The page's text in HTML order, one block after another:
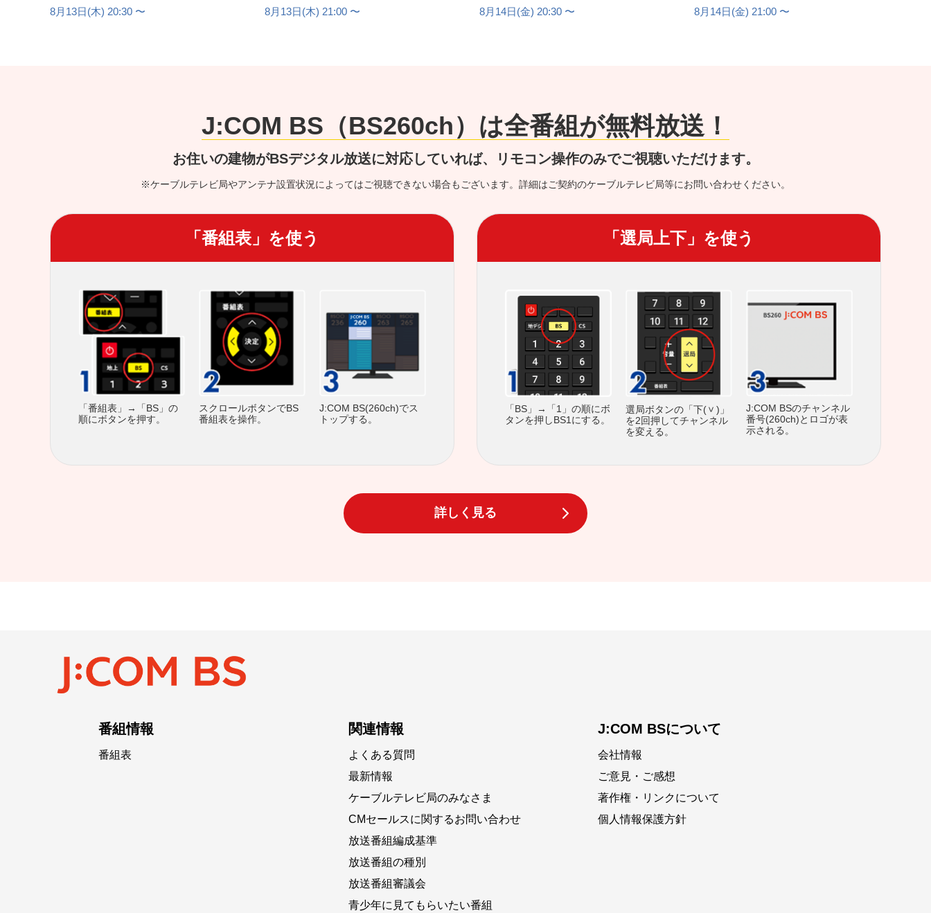
文字
8月13日(木) 20:30 〜
カ
8月13日(木) 21:00 〜 8月14日(金) 20:30 〜
に
8月14日(金) 21:00 〜
J:COM BS（BS260ch）は全番組が無料放送！
お住いの建物がBSデジタル放送に対応していれば、リモコン操作のみでご視聴いただけます。
※ケーブルテレビ局やアンテナ設置状況によってはご視聴できない場合もございます。詳細はご契約のケーブルテレビ局等にお問い合わせください。
「番組表」を使う
「番組表」→「BS」の
順にボタンを押す。
スクロールボタンでBS
番組表を操作。
J:COM BS(260ch)でス
トップする。
「選局上下」を使う
「BS」→「1」の順にボ
タンを押しBS1にする。
選局ボタンの「下(
)」
を2回押してチャンネル
を変える。
J:COM BSのチャンネル
番号(260ch)とロゴが表
示される。
詳しく見る
番組情報
番組表
関連情報
よくある質問
最新情報
ケーブルテレビ局のみなさま
CMセールスに関するお問い合わせ
放送番組編成基準
放送番組の種別
放送番組審議会
青少年に見てもらいたい番組
J:COM BSについて
会社情報
ご意見・ご感想
著作権・リンクについて
個人情報保護方針